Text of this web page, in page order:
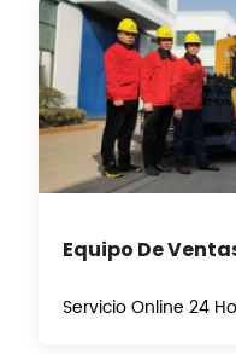
Equipo De
Servicio Online 24